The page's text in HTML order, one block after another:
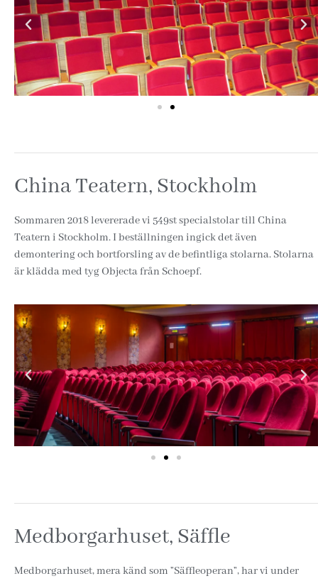
China Teatern, Stockholm
Sommaren 2018 levererade vi 549st specialstolar till China
Teatern i Stockholm. I beställningen ingick det även
demontering och bortforsling av de befintliga stolarna. Stolarna
är klädda med tyg Objecta från Schoepf.
Medborgarhuset, Säffle
Medborgarhuset, mera känd som ”Säffleoperan”, har vi under